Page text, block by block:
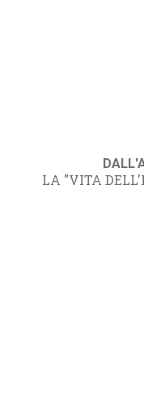
LA "VITA